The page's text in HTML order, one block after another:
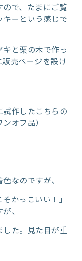
で、たまにご覧
ーという感じで
キと栗の木で作っ
売ページを設け
作したこちらの
オフ品）
なのですが、
かっこいい！」
、
した。見た目が重